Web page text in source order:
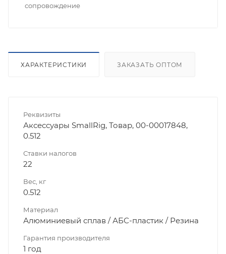
сопровождение
ХАРАКТЕРИСТИКИ ЗАКАЗАТЬ ОПТОМ
Реквизиты
Аксессуары SmallRig, Товар, 00-00017848,
0.512
Ставки налогов
22
Вес, кг
0.512
Материал
Алюминиевый сплав / АБС-пластик / Резина
Гарантия производителя
1 год